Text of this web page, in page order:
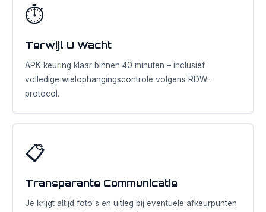
⏱️
Terwijl U Wacht
APK keuring klaar binnen 40 minuten – inclusief
volledige wielophangingscontrole volgens RDW-
protocol.
📋
Transparante Communicatie
Je krijgt altijd foto's en uitleg bij eventuele afkeurpunten